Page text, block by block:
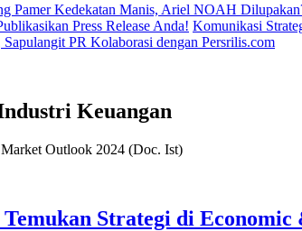
Pamer Kedekatan Manis, Ariel NOAH
Press Release Anda! Komunikasi
Sapulangit PR Kolaborasi dengan Persrilis.com
Keuangan
Strategi di